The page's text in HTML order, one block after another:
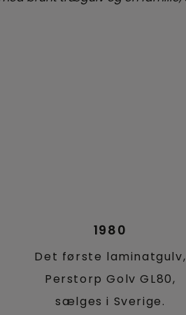
1980
Det første laminatgulv,
Perstorp Golv GL80,
sælges i Sverige.